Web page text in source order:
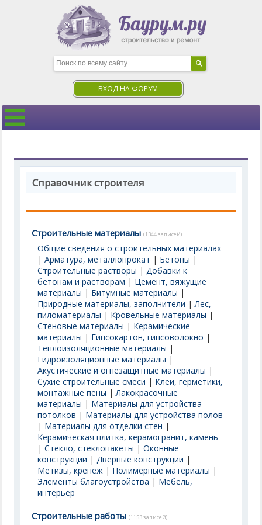
ВХОД НА ФОРУМ
Справочник строителя
Строительные материалы (1344 записей)
Общие сведения о строительных материалах
|Арматура, металлопрокат | Бетоны |
Строительные растворы |Добавки к
бетонам и растворам | Цемент, вяжущие
материалы | Битумные материалы |
Природные материалы, заполнители |Лес,
пиломатериалы | Кровельные материалы |
Стеновые материалы | Керамические
материалы | Гипсокартон, гипсоволокно |
Теплоизоляционные материалы |
Гидроизоляционные материалы |
Акустические и огнезащитные материалы |
Сухие строительные смеси | Клеи, герметики,
монтажные пены |Лакокрасочные
материалы | Материалы для устройства
потолков | Материалы для устройства полов
| Материалы для отделки стен |
Керамическая плитка, керамогранит, камень
|Стекло, стеклопакеты |Оконные
конструкции |Дверные конструкции |
Метизы, крепёж | Полимерные материалы |
Элементы благоустройства | Мебель,
интерьер
Строительные работы (1153 записей)